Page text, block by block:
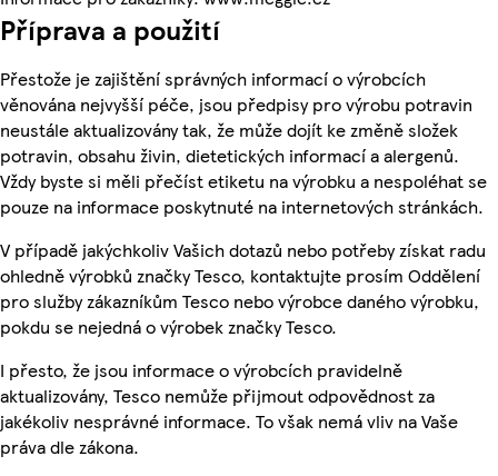
Příprava a použití
Přestože je zajištění správných informací o výrobcích
věnována nejvyšší péče, jsou předpisy pro výrobu potravin
neustále aktualizovány tak, že může dojít ke změně složek
potravin, obsahu živin, dietetických informací a alergenů.
Vždy byste si měli přečíst etiketu na výrobku a nespoléhat se
pouze na informace poskytnuté na internetových stránkách.
V případě jakýchkoliv Vašich dotazů nebo potřeby získat radu
ohledně výrobků značky Tesco, kontaktujte prosím Oddělení
pro služby zákazníkům Tesco nebo výrobce daného výrobku,
pokdu se nejedná o výrobek značky Tesco.
I přesto, že jsou informace o výrobcích pravidelně
aktualizovány, Tesco nemůže přijmout odpovědnost za
jakékoliv nesprávné informace. To však nemá vliv na Vaše
práva dle zákona.